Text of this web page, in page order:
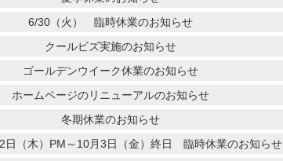
6/30（火） 臨時休業のお知らせ
クールビズ実施のお知らせ
ゴールデンウイーク休業のお知らせ
ホームページのリニューアルのお知らせ
冬期休業のお知らせ
日（木）PM～10月3日（金）終日 臨時休業のお知らせ